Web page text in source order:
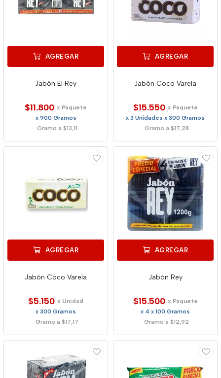
AGREGAR
Jabón El Rey
$11.800 x Paquete
x 900 Gramos
Gramo a $13,11
AGREGAR
Jabón Coco Varela
$15.550 x Paquete
x 3 Unidades x 300 Gramos
Gramo a $17,28
AGREGAR
Jabón Coco Varela
$5.150 x Unidad
x 300 Gramos
Gramo a $17,17
AGREGAR
Jabón Rey
$15.500 x Paquete
x 4 x 100 Gramos
Gramo a $12,92